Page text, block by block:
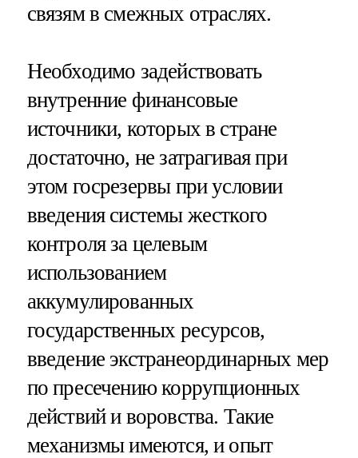
связям в смежных отраслях.
Необходимо задействовать
внутренние финансовые
источники, которых в стране
достаточно, не затрагивая при
этом госрезервы при условии
введения системы жесткого
контроля за целевым
использованием
аккумулированных
государственных ресурсов,
введение экстранеординарных мер
по пресечению коррупционных
действий и воровства. Такие
механизмы имеются, и опыт